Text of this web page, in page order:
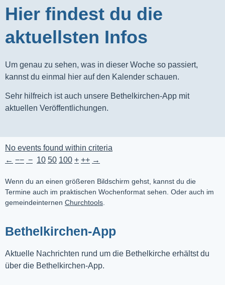
Hier findest du die
aktuellsten Infos
Um genau zu sehen, was in dieser Woche so passiert,
kannst du einmal hier auf den Kalender schauen.
Sehr hilfreich ist auch unsere Bethelkirchen-App mit
aktuellen Veröffentlichungen.
No events found within criteria
← −− − 10 50 100 + ++ →
Wenn du an einen größeren Bildschirm gehst, kannst du die
Termine auch im praktischen Wochenformat sehen. Oder auch im
gemeindeinternen Churchtools
Bethelkirchen-App
Aktuelle Nachrichten rund um die Bethelkirche erhältst du
über die Bethelkirchen-App.